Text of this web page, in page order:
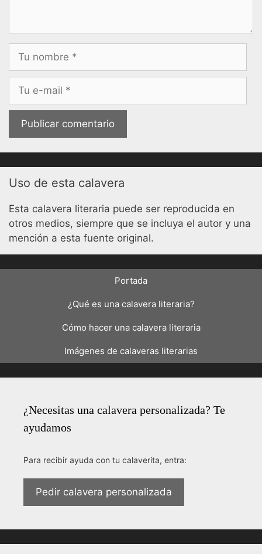
Nombre
Correo
Uso de esta calavera
Esta calavera literaria puede ser reproducida en
otros medios, siempre que se incluya el autor y una
mención a esta fuente original.
Portada
¿Qué es una calavera literaria?
Cómo hacer una calavera literaria
Imágenes de calaveras literarias
¿Necesitas una calavera personalizada? Te
ayudamos
Para recibir ayuda con tu calaverita, entra:
Pedir calavera personalizada